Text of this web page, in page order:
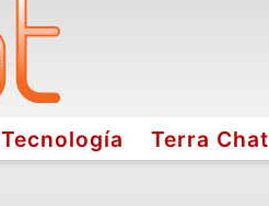
Tecnología Terra Chat